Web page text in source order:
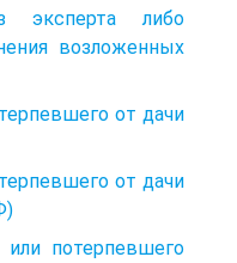
эксперта либо
возложенных
от дачи
от дачи
или потерпевшего